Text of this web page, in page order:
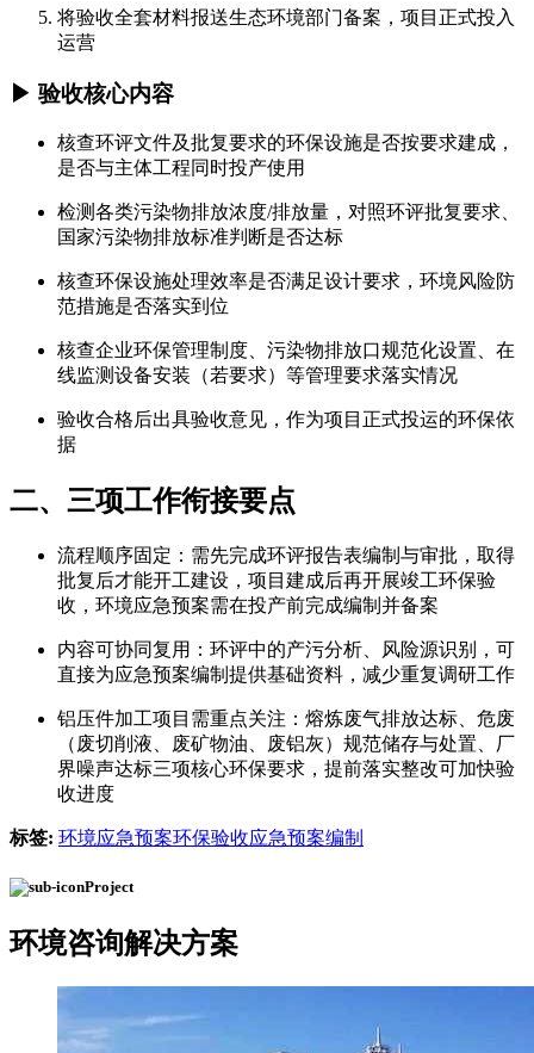
将验收全套材料报送生态环境部门备案，项目正式投入
运营
▶ 验收核心内容
核查环评文件及批复要求的环保设施是否按要求建成，
是否与主体工程同时投产使用
检测各类污染物排放浓度/排放量，对照环评批复要求、
国家污染物排放标准判断是否达标
核查环保设施处理效率是否满足设计要求，环境风险防
范措施是否落实到位
核查企业环保管理制度、污染物排放口规范化设置、在
线监测设备安装（若要求）等管理要求落实情况
验收合格后出具验收意见，作为项目正式投运的环保依
据
二、三项工作衔接要点
流程顺序固定：需先完成环评报告表编制与审批，取得
批复后才能开工建设，项目建成后再开展竣工环保验
收，环境应急预案需在投产前完成编制并备案
内容可协同复用：环评中的产污分析、风险源识别，可
直接为应急预案编制提供基础资料，减少重复调研工作
铝压件加工项目需重点关注：熔炼废气排放达标、危废
（废切削液、废矿物油、废铝灰）规范储存与处置、厂
界噪声达标三项核心环保要求，提前落实整改可加快验
收进度
标签: 环境应急预案环保验收应急预案编制
Project
环境咨询解决方案